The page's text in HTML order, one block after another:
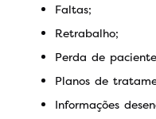
Faltas;
Retrabalho;
Perda de
Planos de
Informações